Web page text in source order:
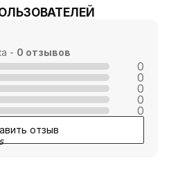
- 0 отзывов
0
0
0
0
0
отзыв